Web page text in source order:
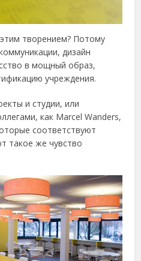
творением? Потому
дизайн
в мощный образ,
учреждения.
и студии, или
как Marcel Wanders,
соответствуют
такое же чувство